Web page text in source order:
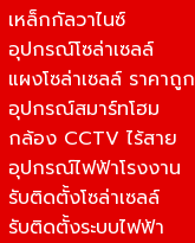
เหล็กกัลวาไนซ์
อุปกรณ์โซล่าเซลล์
แผงโซล่าเซลล์ ราคาถูก
อุปกรณ์สมาร์ทโฮม
กล้อง CCTV ไร้สาย
อุปกรณ์ไฟฟ้าโรงงาน
รับติดตั้งโซล่าเซลล์
รับติดตั้งระบบไฟฟ้า